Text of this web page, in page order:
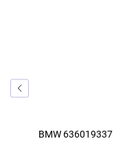
BMW 636019337